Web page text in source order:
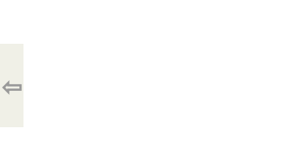
⇦